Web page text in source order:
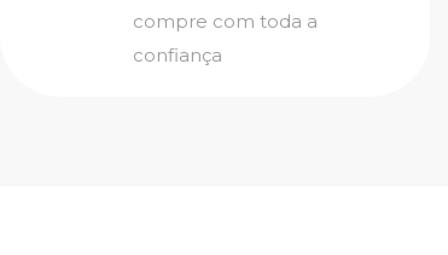
compre com toda a
confiança